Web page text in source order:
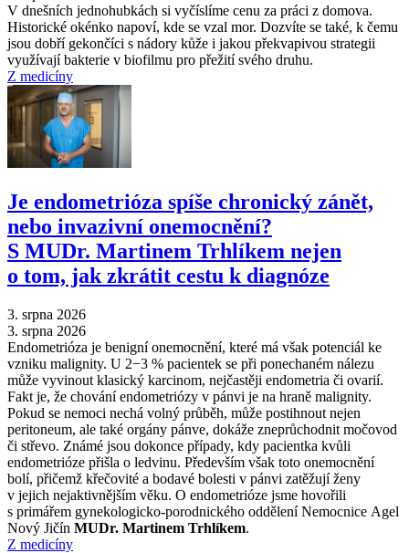
V dnešních jednohubkách si vyčíslíme cenu za práci z domova.
Historické okénko napoví, kde se vzal mor. Dozvíte se také, k čemu
jsou dobří gekončíci s nádory kůže i jakou překvapivou strategii
využívají bakterie v biofilmu pro přežití svého druhu.
Z medicíny
Je endometrióza spíše chronický zánět,
nebo invazivní onemocnění?
S MUDr. Martinem Trhlíkem nejen
o tom, jak zkrátit cestu k diagnóze
3. srpna 2026
3. srpna 2026
Endometrióza je benigní onemocnění, které má však potenciál ke
vzniku malignity. U 2−3 % pacientek se při ponechaném nálezu
může vyvinout klasický karcinom, nejčastěji endometria či ovarií.
Fakt je, že chování endometriózy v pánvi je na hraně malignity.
Pokud se nemoci nechá volný průběh, může postihnout nejen
peritoneum, ale také orgány pánve, dokáže zneprůchodnit močovod
či střevo. Známé jsou dokonce případy, kdy pacientka kvůli
endometrióze přišla o ledvinu. Především však toto onemocnění
bolí, přičemž křečovité a bodavé bolesti v pánvi zatěžují ženy
v jejich nejaktivnějším věku. O endometrióze jsme hovořili
s primářem gynekologicko-porodnického oddělení Nemocnice Agel
Nový Jičín MUDr. Martinem Trhlíkem.
Z medicíny